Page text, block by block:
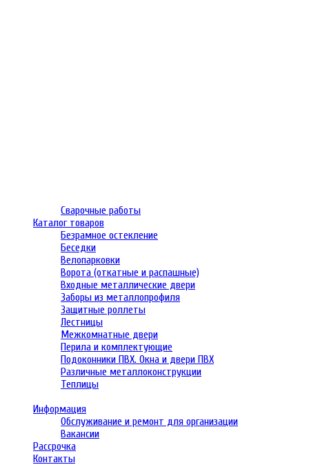
Сварочные работы
Каталог товаров
Безрамное остекление
Беседки
Велопарковки
Ворота (откатные и распашные)
Входные металлические двери
Заборы из металлопрофиля
Защитные роллеты
Лестницы
Межкомнатные двери
Перила и комплектующие
Подоконники ПВХ. Окна и двери ПВХ
Различные металлоконструкции
Теплицы
Информация
Обслуживание и ремонт для организации
Вакансии
Рассрочка
Контакты